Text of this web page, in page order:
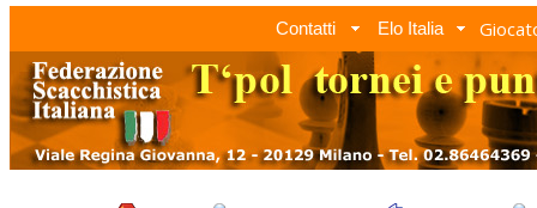
Contatti Elo Italia